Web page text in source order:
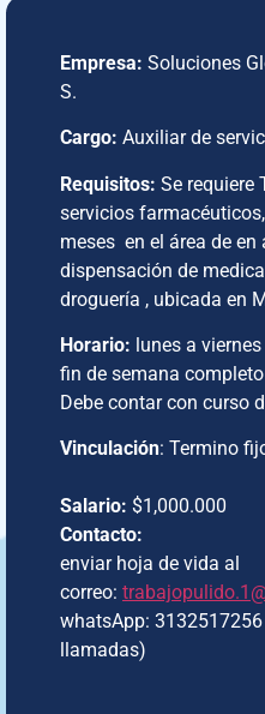
Empresa: Soluciones
S.
Cargo: Auxiliar de
Requisitos: Se requiere
servicios
meses en el área de en
dispensación de
droguería , ubicada en
Horario: lunes a
fin de semana
Debe contar con curso
Vinculación: Termino
Salario: $1,000.000
Contacto:
enviar hoja de vida al
correo:
whatsApp:
llamadas)